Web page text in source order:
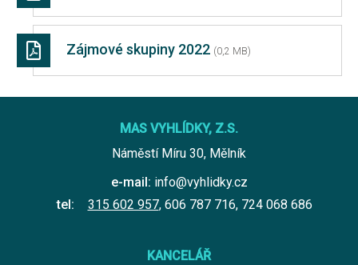
Zájmové skupiny 2022 (0,2 MB)
MAS VYHLÍDKY, Z.S.
Náměstí Míru 30, Mělník
e-mail: info@vyhlidky.cz
tel:
315 602 957, 606 787 716, 724 068 686
KANCELÁŘ